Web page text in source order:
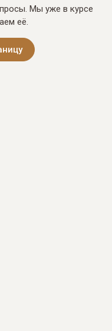
Мы уже в курсе
её.